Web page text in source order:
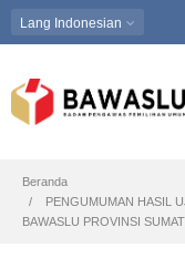
Lang Indonesian
Beranda
PENGUMUMAN HASIL
BAWASLU PROVINSI